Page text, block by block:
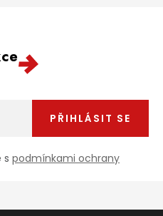
s podmínkami ochrany
PŘIHLÁSIT SE